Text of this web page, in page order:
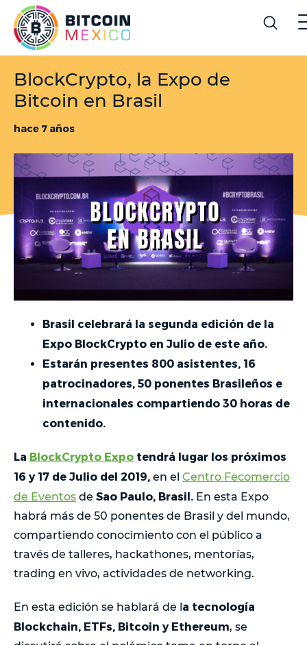
BlockCrypto, la Expo de
Bitcoin en Brasil
hace 7 años
Brasil celebrará la segunda edición de la
Expo BlockCrypto en Julio de este año.
Estarán presentes 800 asistentes, 16
patrocinadores, 50 ponentes Brasileños e
internacionales compartiendo 30 horas de
contenido.
La BlockCrypto Expo tendrá lugar los próximos
16 y 17 de Julio del 2019, en el Centro Fecomercio
de Eventos de Sao Paulo, Brasil. En esta Expo
habrá más de 50 ponentes de Brasil y del mundo,
compartiendo conocimiento con el público a
través de talleres, hackathones, mentorías,
trading en vivo, actividades de networking.
En esta edición se hablará de la tecnología
Blockchain, ETFs, Bitcoin y Ethereum, se